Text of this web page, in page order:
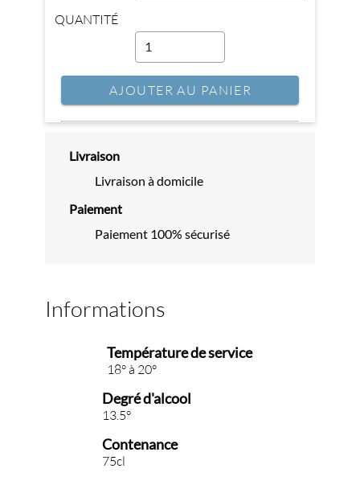
QUANTITÉ
AJOUTER AU PANIER
Livraison
Livraison à domicile
Paiement
Paiement 100% sécurisé
Informations
Température de service
18° à 20°
Degré d'alcool
13.5°
Contenance
75cl